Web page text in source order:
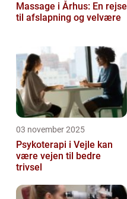
Massage i Århus: En rejse
til afslapning og velvære
03 november 2025
Psykoterapi i Vejle kan
være vejen til bedre
trivsel